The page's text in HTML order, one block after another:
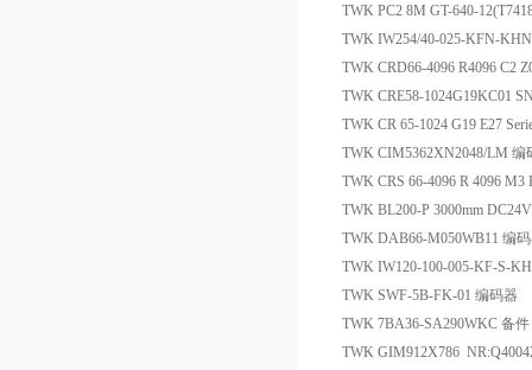
TWK PC2 8M GT-640-
TWK IW254/40-025-KFN-
TWK CRD66-4096 R4096 C2
TWK CRE58-1024G19KC01
TWK CR 65-1024 G19 E27
TWK CIM5362XN2048/LM 编
TWK CRS 66-4096 R 4096
TWK BL200-P 3000mm
TWK DAB66-M050WB11 编
TWK IW120-100-005-KF-S-
TWK SWF-5B-FK-01 编码器
TWK 7BA36-SA290WKC 备件
TWK GIM912X786